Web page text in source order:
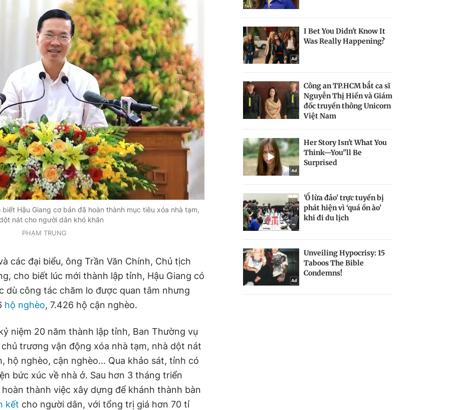
Hậu Giang cơ bản đã hoàn thành mục tiêu xóa nhà tạm,
nát cho người dân khó khăn
PHẠM TRUNG
các đại biểu, ông Trần Văn Chính, Chủ tịch
cho biết lúc mới thành lập tỉnh, Hậu Giang có
dù công tác chăm lo được quan tâm nhưng
hộ nghèo, 7.426 hộ cận nghèo.
niệm 20 năm thành lập tỉnh, Ban Thường vụ
trương vận động xóa nhà tạm, nhà dột nát
hộ nghèo, cận nghèo... Qua khảo sát, tỉnh có
bức xúc về nhà ở. Sau hơn 3 tháng triển
thành việc xây dựng để khánh thành bàn
kết cho người dân, với tổng trị giá hơn 70 tỉ